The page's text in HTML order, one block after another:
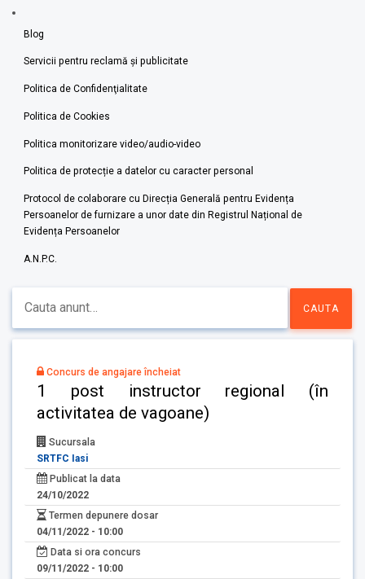
Blog
Servicii pentru reclamă și publicitate
Politica de Confidenţialitate
Politica de Cookies
Politica monitorizare video/audio-video
Politica de protecție a datelor cu caracter personal
Protocol de colaborare cu Direcția Generală pentru Evidența
Persoanelor de furnizare a unor date din Registrul Național de
Evidența Persoanelor
A.N.P.C.
Concurs de angajare încheiat
1 post instructor regional (în
activitatea de vagoane)
Sucursala
SRTFC Iasi
Publicat la data
24/10/2022
Termen depunere dosar
04/11/2022 - 10:00
Data si ora concurs
09/11/2022 - 10:00